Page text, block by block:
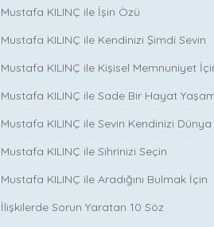
Mustafa KILINÇ ile İşin Özü
Mustafa KILINÇ ile Kendinizi Şimdi Sevin
Mustafa KILINÇ ile Kişisel Memnuniyet
Mustafa KILINÇ ile Sade Bir Hayat
Mustafa KILINÇ ile Sevin Kendinizi
Mustafa KILINÇ ile Sihrinizi Seçin
Mustafa KILINÇ ile Aradığını Bulmak İçin
İlişkilerde Sorun Yaratan 10 Söz